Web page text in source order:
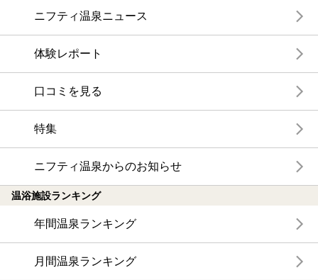
ニフティ温泉ニュース
体験レポート
口コミを見る
特集
ニフティ温泉からのお知らせ
温浴施設ランキング
年間温泉ランキング
月間温泉ランキング